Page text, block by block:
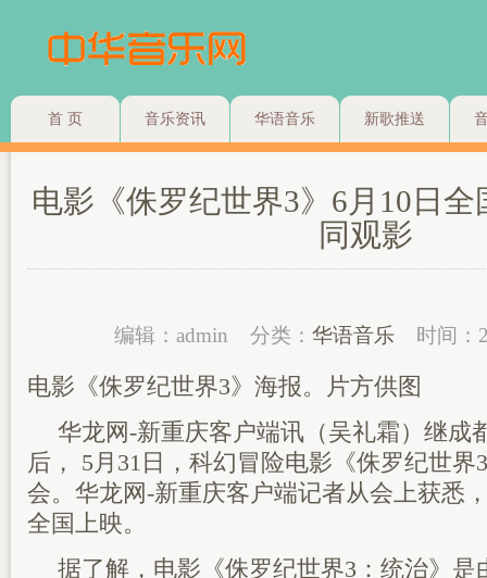
首 页 音乐资讯 华语音乐 新歌推送
电影《侏罗纪世界3》6月10日全
同观影
编辑：admin 分类： 华语音乐 时间：
电影《侏罗纪世界3》海报。片方供图
华龙网-新重庆客户端讯（吴礼霜）继成
后， 5月31日，科幻冒险电影《侏罗纪世界
会。华龙网-新重庆客户端记者从会上获悉
全国上映。
据了解，电影《侏罗纪世界3：统治》是